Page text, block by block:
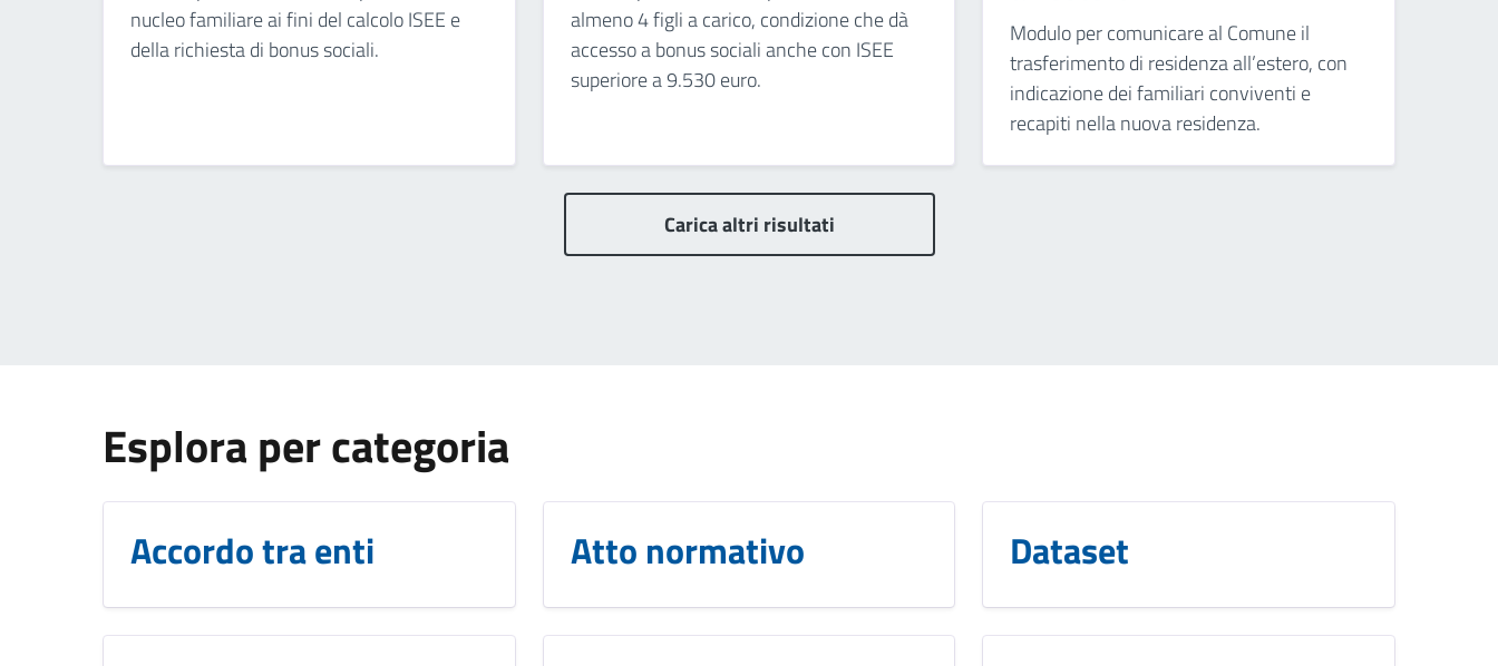
nucleo familiare ai fini del calcolo ISEE e
della richiesta di bonus sociali.
almeno 4 figli a carico, condizione che dà
accesso a bonus sociali anche con ISEE
superiore a 9.530 euro.
Modulo per comunicare al Comune il
trasferimento di residenza all’estero, con
indicazione dei familiari conviventi e
recapiti nella nuova residenza.
Carica altri risultati
Esplora per categoria
Accordo tra enti Atto normativo Dataset